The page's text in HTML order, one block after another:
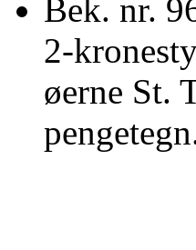
Bek. nr.
2-
øerne St.